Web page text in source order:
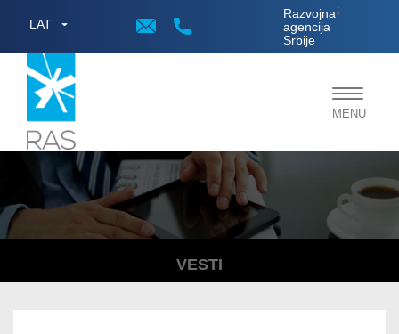
LAT
Razvojna
agencija
Srbije
;
Toggle
MENU
VESTI